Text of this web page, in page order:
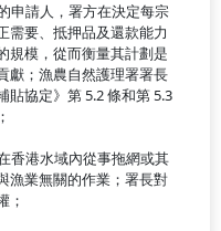
申請人，署方在決定每宗
需要、抵押品及還款能力
規模，從而衡量其計劃是
獻；漁農自然護理署署長
貼協定》第 5.2 條和第 5.3
香港水域內從事拖網或其
漁業無關的作業；署長對
；